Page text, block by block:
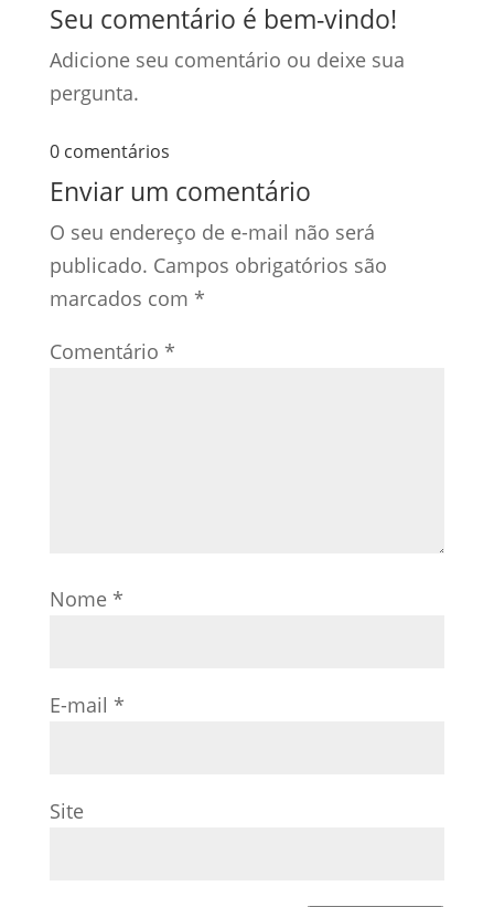
Seu comentário é bem-vindo!
Adicione seu comentário ou deixe sua
pergunta.
0 comentários
Enviar um comentário
O seu endereço de e-mail não será
publicado. Campos obrigatórios são
marcados com *
Comentário *
Nome *
E-mail *
Site